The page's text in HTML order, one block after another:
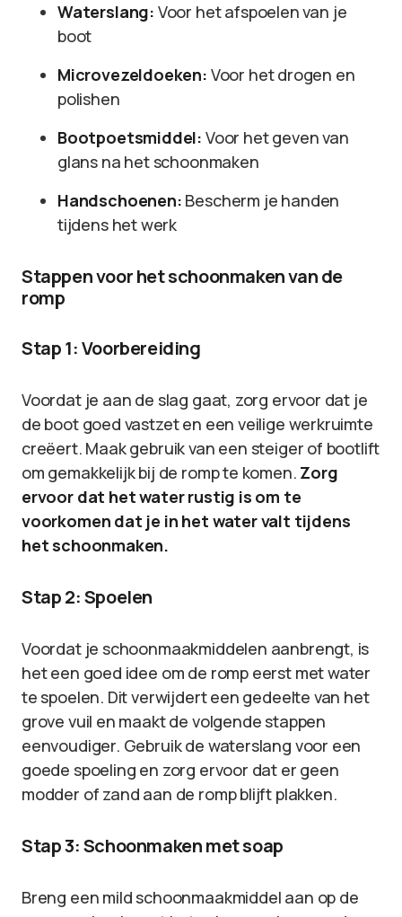
Waterslang: Voor het afspoelen van je
boot
Microvezeldoeken: Voor het drogen en
polishen
Bootpoetsmiddel: Voor het geven van
glans na het schoonmaken
Handschoenen: Bescherm je handen
tijdens het werk
Stappen voor het schoonmaken van de
romp
Stap 1: Voorbereiding
Voordat je aan de slag gaat, zorg ervoor dat je
de boot goed vastzet en een veilige werkruimte
creëert. Maak gebruik van een steiger of bootlift
om gemakkelijk bij de romp te komen. Zorg
ervoor dat het water rustig is om te
voorkomen dat je in het water valt tijdens
het schoonmaken.
Stap 2: Spoelen
Voordat je schoonmaakmiddelen aanbrengt, is
het een goed idee om de romp eerst met water
te spoelen. Dit verwijdert een gedeelte van het
grove vuil en maakt de volgende stappen
eenvoudiger. Gebruik de waterslang voor een
goede spoeling en zorg ervoor dat er geen
modder of zand aan de romp blijft plakken.
Stap 3: Schoonmaken met soap
Breng een mild schoonmaakmiddel aan op de